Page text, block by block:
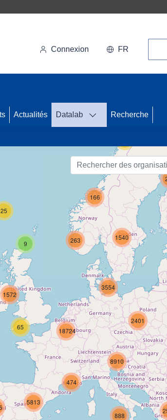
Connexion FR
Actualités Datalab Recherche
.
47
25
9
166
263
888
5813
65
474
3554
1572
18724
8910
2401
1540